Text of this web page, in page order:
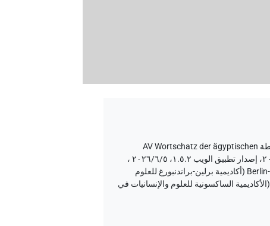
نُشر بواسطة AV Wortschatz der ägyptischen
إصدار المتن ٢٠، إصدار تطبيق الويب ۱.٥.٢، ٢٠٢٦/٦/٥ ،
نُشر بواسطة Tonio Sebastian Richter و Daniel A. Werning نيابة عن Berlin-Brandenburgische Akademie der Wissenschaften (أكاديمية برلين-براندنبورغ للعلوم
والإنسانيات) و Hans-Werner Fischer-Elfert و Peter Dils نيابة عن Sächsische Akademie der Wissenschaften zu Leipzig (الأكاديمية الساكسونية للعلوم والإنسانيات في